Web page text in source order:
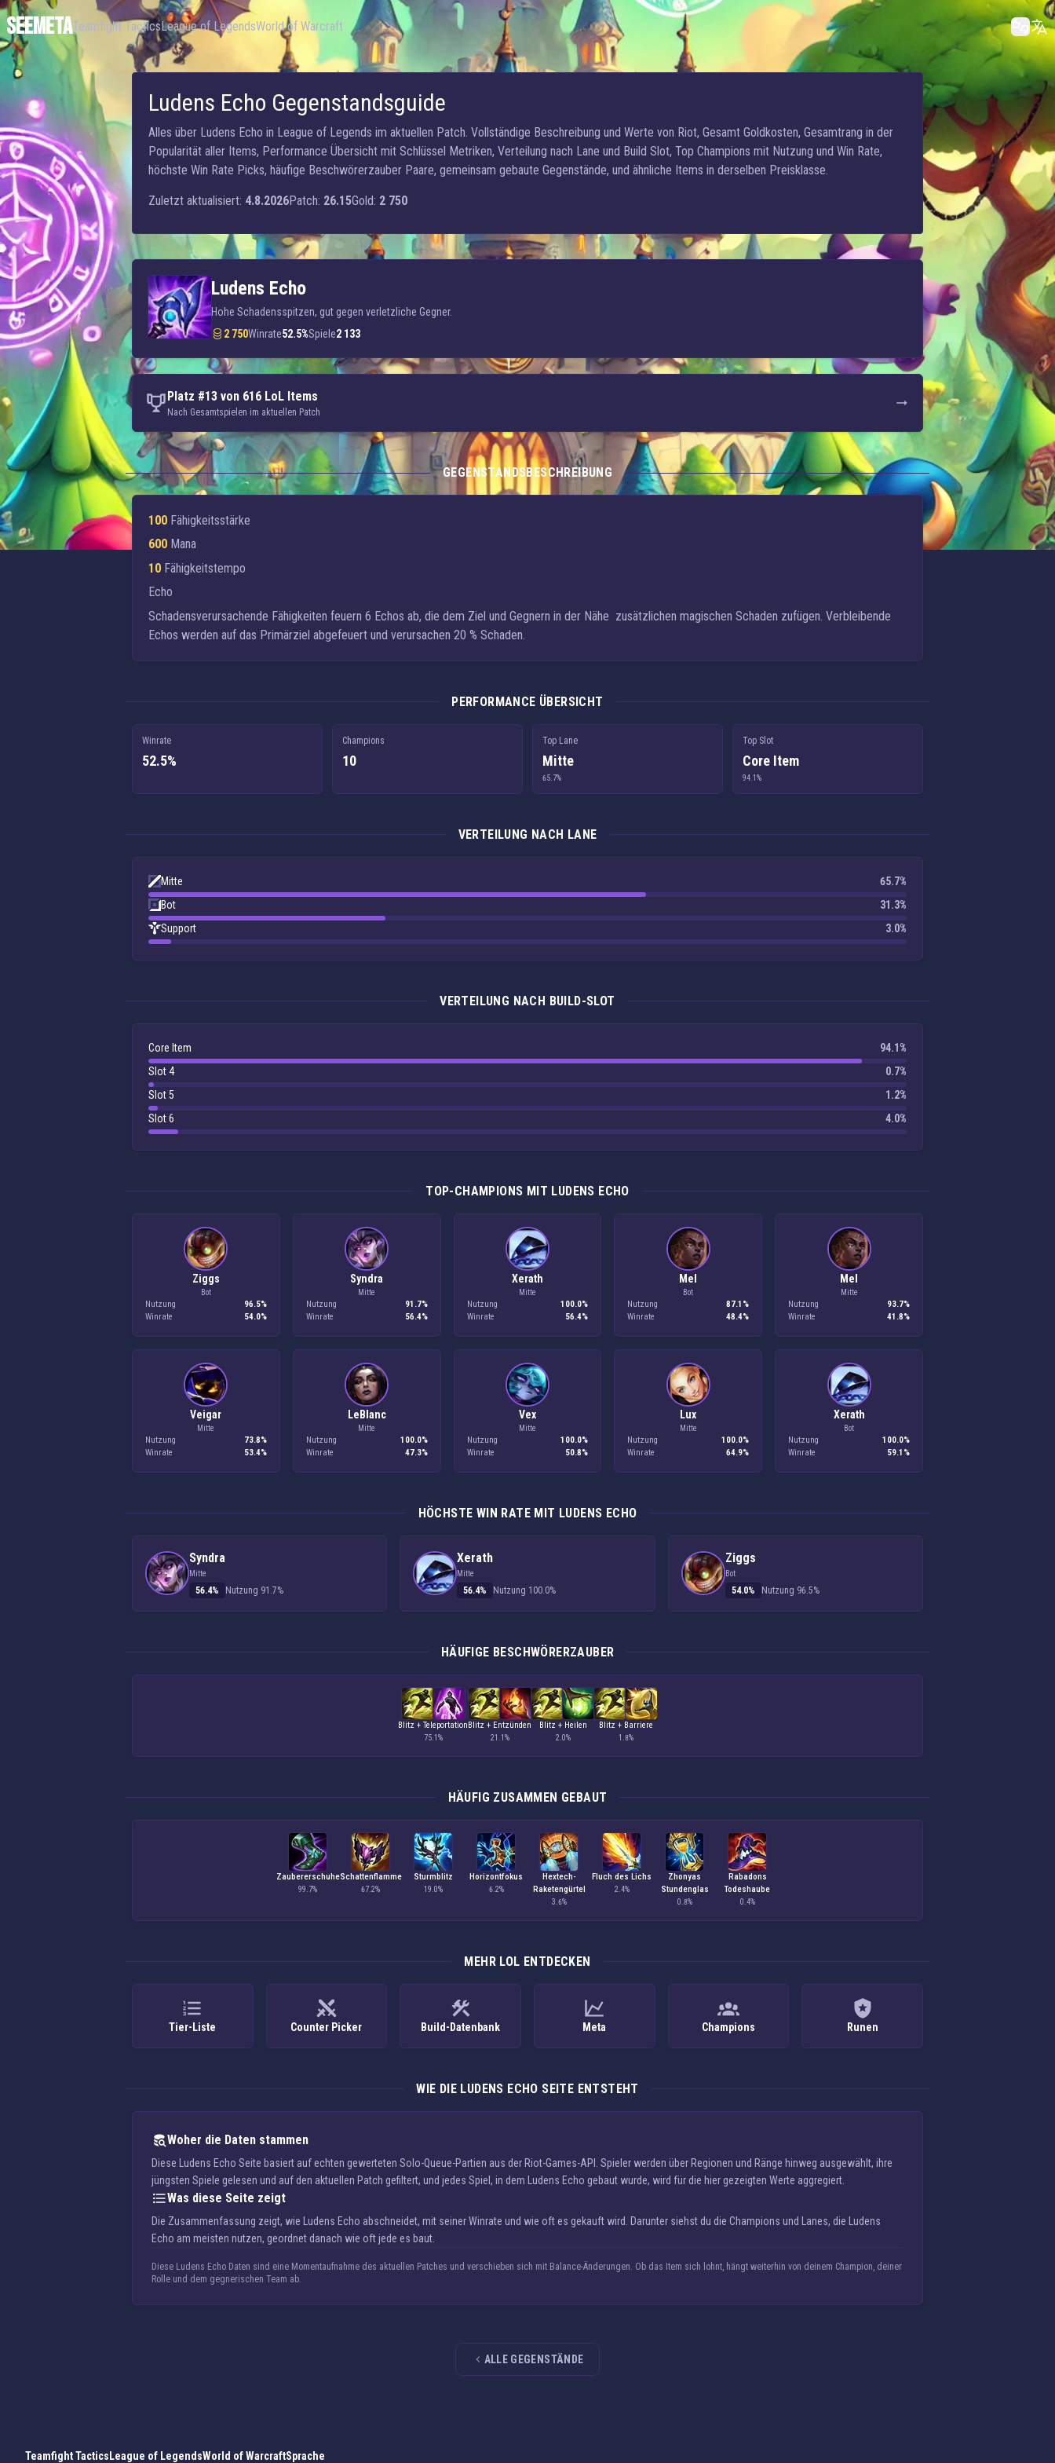
SEEMETATeamfight TacticsLeague of LegendsWorld of Warcraft
Ludens Echo Gegenstandsguide
Alles über Ludens Echo in League of Legends im aktuellen Patch. Vollständige Beschreibung und Werte von Riot, Gesamt Goldkosten, Gesamtrang in der
Popularität aller Items, Performance Übersicht mit Schlüssel Metriken, Verteilung nach Lane und Build Slot, Top Champions mit Nutzung und Win Rate,
höchste Win Rate Picks, häufige Beschwörerzauber Paare, gemeinsam gebaute Gegenstände, und ähnliche Items in derselben Preisklasse.
Zuletzt aktualisiert: 4.8.2026Patch: 26.15Gold: 2 750
Ludens Echo
Hohe Schadensspitzen, gut gegen verletzliche Gegner.
2 750Winrate52.5%Spiele2 133
Platz #13 von 616 LoL Items
Nach Gesamtspielen im aktuellen Patch
GEGENSTANDSBESCHREIBUNG
100 Fähigkeitsstärke
600 Mana
10 Fähigkeitstempo
Echo
Schadensverursachende Fähigkeiten feuern 6 Echos ab, die dem Ziel und Gegnern in der Nähe zusätzlichen magischen Schaden zufügen. Verbleibende
Echos werden auf das Primärziel abgefeuert und verursachen 20 % Schaden.
PERFORMANCE ÜBERSICHT
Winrate
52.5%
Champions
10
Top Lane
Mitte
65.7%
Top Slot
Core Item
94.1%
VERTEILUNG NACH LANE
Mitte
65.7%
Bot
31.3%
Support
3.0%
VERTEILUNG NACH BUILD-SLOT
Core Item
94.1%
Slot 4
0.7%
Slot 5
1.2%
Slot 6
4.0%
TOP-CHAMPIONS MIT LUDENS ECHO
Ziggs
Bot
Nutzung
96.5%
Winrate
54.0%
Syndra
Mitte
Nutzung
91.7%
Winrate
56.4%
Xerath
Mitte
Nutzung
100.0%
Winrate
56.4%
Mel
Bot
Nutzung
87.1%
Winrate
48.4%
Mel
Mitte
Nutzung
93.7%
Winrate
41.8%
Veigar
Mitte
Nutzung
73.8%
Winrate
53.4%
LeBlanc
Mitte
Nutzung
100.0%
Winrate
47.3%
Vex
Mitte
Nutzung
100.0%
Winrate
50.8%
Lux
Mitte
Nutzung
100.0%
Winrate
64.9%
Xerath
Bot
Nutzung
100.0%
Winrate
59.1%
HÖCHSTE WIN RATE MIT LUDENS ECHO
Syndra
Mitte
56.4% Nutzung 91.7%
Xerath
Mitte
56.4% Nutzung 100.0%
Ziggs
Bot
54.0% Nutzung 96.5%
HÄUFIGE BESCHWÖRERZAUBER
Blitz + Teleportation
75.1%
Blitz + Entzünden
21.1%
Blitz + Heilen
2.0%
Blitz + Barriere
1.8%
HÄUFIG ZUSAMMEN GEBAUT
Zaubererschuhe
99.7%
Schattenflamme
67.2%
Sturmblitz
19.0%
Horizontfokus
6.2%
Hextech-
Raketengürtel
3.6%
Fluch des Lichs
2.4%
Zhonyas
Stundenglas
0.8%
Rabadons
Todeshaube
0.4%
MEHR LOL ENTDECKEN
Tier-Liste Counter Picker Build-Datenbank Meta Champions Runen
WIE DIE LUDENS ECHO SEITE ENTSTEHT
Woher die Daten stammen
Diese Ludens Echo Seite basiert auf echten gewerteten Solo-Queue-Partien aus der Riot-Games-API. Spieler werden über Regionen und Ränge hinweg ausgewählt, ihre
jüngsten Spiele gelesen und auf den aktuellen Patch gefiltert, und jedes Spiel, in dem Ludens Echo gebaut wurde, wird für die hier gezeigten Werte aggregiert.
Was diese Seite zeigt
Die Zusammenfassung zeigt, wie Ludens Echo abschneidet, mit seiner Winrate und wie oft es gekauft wird. Darunter siehst du die Champions und Lanes, die Ludens
Echo am meisten nutzen, geordnet danach wie oft jede es baut.
Diese Ludens Echo Daten sind eine Momentaufnahme des aktuellen Patches und verschieben sich mit Balance-Änderungen. Ob das Item sich lohnt, hängt weiterhin von deinem Champion, deiner
Rolle und dem gegnerischen Team ab.
ALLE GEGENSTÄNDE
Teamfight TacticsLeague of LegendsWorld of WarcraftSprache